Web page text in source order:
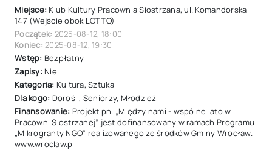
Miejsce: Klub Kultury Pracownia Siostrzana, ul. Komandorska
147 (Wejście obok LOTTO)
Początek: 2025-08-12, 18:00
Koniec:2025-08-12, 19:30
Wstęp: Bezpłatny
Zapisy: Nie
Kategoria: Kultura,Sztuka
Dla kogo: Dorośli, Seniorzy, Młodzież
Finansowanie: Projekt pn. „Między nami - wspólne lato w
Pracowni Siostrzanej” jest dofinansowany w ramach Programu
„Mikrogranty NGO” realizowanego ze środków Gminy Wrocław.
www.wroclaw.pl